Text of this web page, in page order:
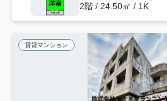
2階 / 24.50㎡ / 1K
賃貸マンション